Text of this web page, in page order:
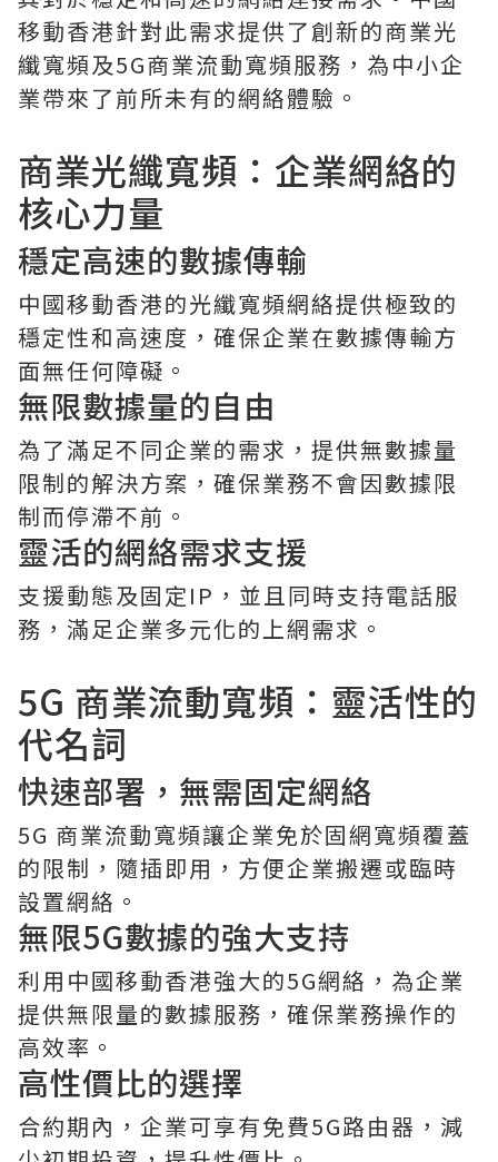
移動香港針對此需求提供了創新的商業光
纖寬頻及5G商業流動寬頻服務，為中小企
業帶來了前所未有的網絡體驗。
商業光纖寬頻：企業網絡的
核心力量
穩定高速的數據傳輸
中國移動香港的光纖寬頻網絡提供極致的
穩定性和高速度，確保企業在數據傳輸方
面無任何障礙。
無限數據量的自由
為了滿足不同企業的需求，提供無數據量
限制的解決方案，確保業務不會因數據限
制而停滯不前。
靈活的網絡需求支援
支援動態及固定IP，並且同時支持電話服
務，滿足企業多元化的上網需求。
5G 商業流動寬頻：靈活性的
代名詞
快速部署，無需固定網絡
5G 商業流動寬頻讓企業免於固網寬頻覆蓋
的限制，隨插即用，方便企業搬遷或臨時
設置網絡。
無限5G數據的強大支持
利用中國移動香港強大的5G網絡，為企業
提供無限量的數據服務，確保業務操作的
高效率。
高性價比的選擇
合約期內，企業可享有免費5G路由器，減